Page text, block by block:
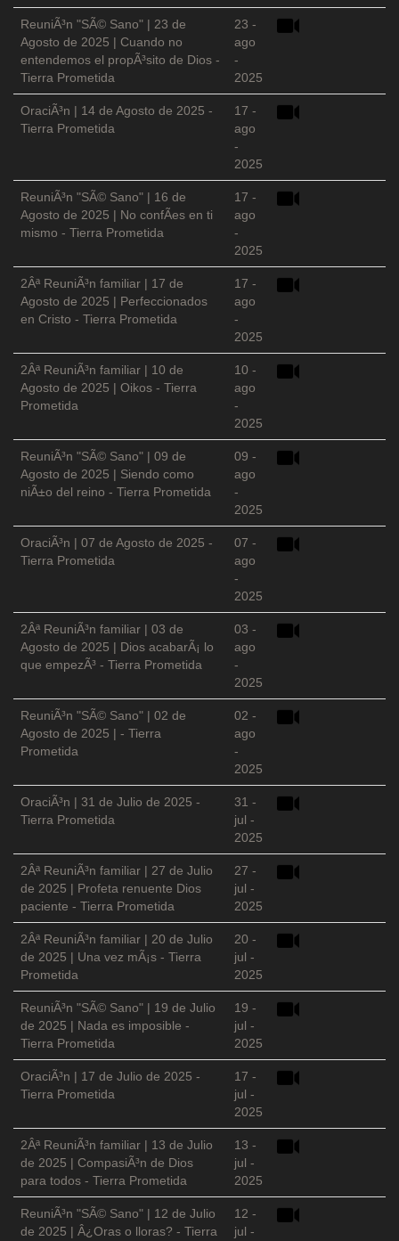
ReuniÃ³n "SÃ© Sano" | 23 de
Agosto de 2025 | Cuando no
entendemos el propÃ³sito de Dios -
Tierra Prometida
23 -
ago
-
2025
OraciÃ³n | 14 de Agosto de 2025 -
Tierra Prometida
17 -
ago
-
2025
ReuniÃ³n "SÃ© Sano" | 16 de
Agosto de 2025 | No confÃ­es en ti
mismo - Tierra Prometida
17 -
ago
-
2025
2Âª ReuniÃ³n familiar | 17 de
Agosto de 2025 | Perfeccionados
en Cristo - Tierra Prometida
17 -
ago
-
2025
2Âª ReuniÃ³n familiar | 10 de
Agosto de 2025 | Oikos - Tierra
Prometida
10 -
ago
-
2025
ReuniÃ³n "SÃ© Sano" | 09 de
Agosto de 2025 | Siendo como
niÃ±o del reino - Tierra Prometida
09 -
ago
-
2025
OraciÃ³n | 07 de Agosto de 2025 -
Tierra Prometida
07 -
ago
-
2025
2Âª ReuniÃ³n familiar | 03 de
Agosto de 2025 | Dios acabarÃ¡ lo
que empezÃ³ - Tierra Prometida
03 -
ago
-
2025
ReuniÃ³n "SÃ© Sano" | 02 de
Agosto de 2025 | - Tierra
Prometida
02 -
ago
-
2025
OraciÃ³n | 31 de Julio de 2025 -
Tierra Prometida
31 -
jul -
2025
2Âª ReuniÃ³n familiar | 27 de Julio
de 2025 | Profeta renuente Dios
paciente - Tierra Prometida
27 -
jul -
2025
2Âª ReuniÃ³n familiar | 20 de Julio
de 2025 | Una vez mÃ¡s - Tierra
Prometida
20 -
jul -
2025
ReuniÃ³n "SÃ© Sano" | 19 de Julio
de 2025 | Nada es imposible -
Tierra Prometida
19 -
jul -
2025
OraciÃ³n | 17 de Julio de 2025 -
Tierra Prometida
17 -
jul -
2025
2Âª ReuniÃ³n familiar | 13 de Julio
de 2025 | CompasiÃ³n de Dios
para todos - Tierra Prometida
13 -
jul -
2025
ReuniÃ³n "SÃ© Sano" | 12 de Julio
de 2025 | Â¿Oras o lloras? - Tierra
12 -
jul -